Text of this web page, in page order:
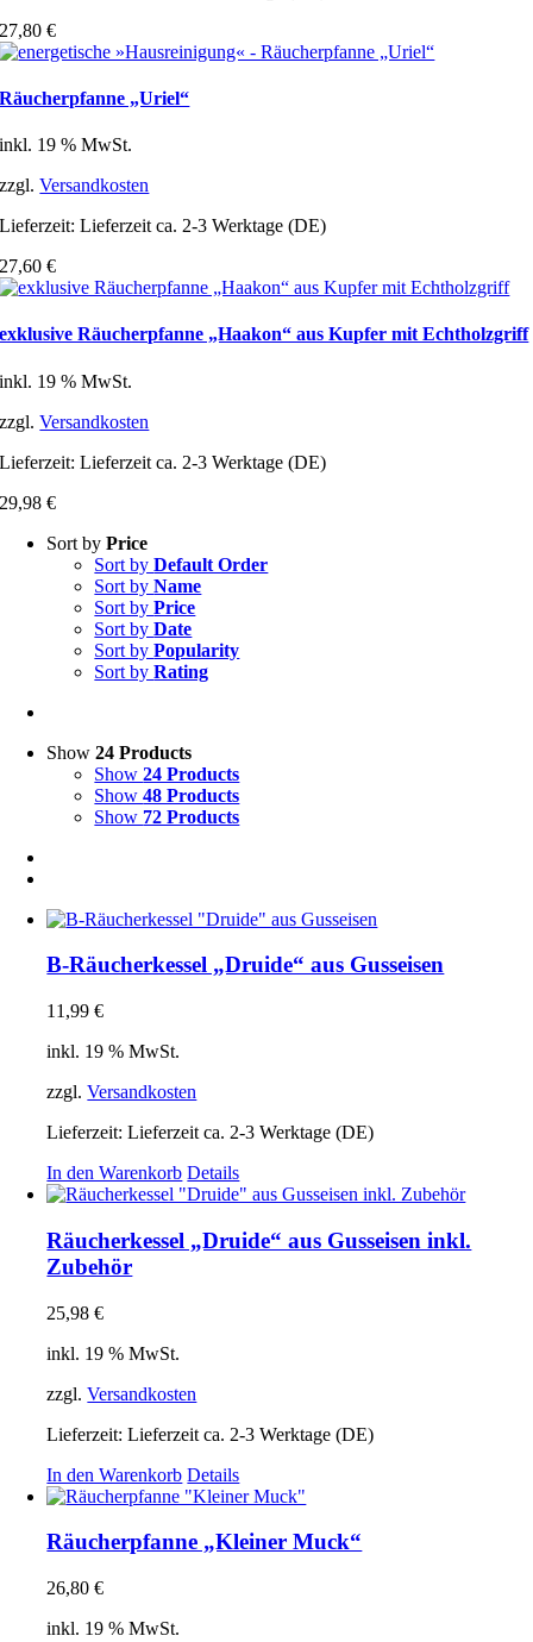
27,80€
Räucherpfanne „Uriel“
inkl. 19 % MwSt.
zzgl.Versandkosten
Lieferzeit:Lieferzeit ca. 2-3 Werktage (DE)
27,60€
exklusive Räucherpfanne „Haakon“ aus Kupfer mit Echtholzgriff
inkl. 19 % MwSt.
zzgl.Versandkosten
Lieferzeit:Lieferzeit ca. 2-3 Werktage (DE)
29,98€
Sort byPrice
Sort byDefault Order
Sort byName
Sort byPrice
Sort byDate
Sort byPopularity
Sort byRating
Show24 Products
Show24 Products
Show48 Products
Show 72 Products
B-Räucherkessel „Druide“ aus Gusseisen
11,99€
inkl. 19 % MwSt.
zzgl.Versandkosten
Lieferzeit:Lieferzeit ca. 2-3 Werktage (DE)
In den Warenkorb Details
Räucherkessel „Druide“ aus Gusseisen inkl.
Zubehör
25,98€
inkl. 19 % MwSt.
zzgl.Versandkosten
Lieferzeit:Lieferzeit ca. 2-3 Werktage (DE)
In den Warenkorb Details
Räucherpfanne „Kleiner Muck“
26,80€
inkl. 19 % MwSt.